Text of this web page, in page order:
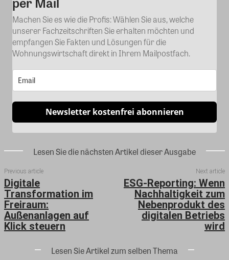
Machen Sie es wie die Profis: Wählen Sie aus, welche
unserer Fachzeitschriften Sie erhalten möchten und
empfangen Sie Fakten und Lösungen für die
Wohnungswirtschaft direkt in Ihrem Mailpostfach.
Newsletter kostenfrei abonnieren
Lesen Sie die nächsten Artikel dieser Ausgabe
Previous article
Digitale
Transformation im
Freiraum:
Außenanlagen auf
Klick steuern
Next article
ESG-Reporting: Wenn
Nachhaltigkeit zum
Nebenprodukt des
digitalen Betriebs
wird
Lesen Sie Artikel zum selben Thema